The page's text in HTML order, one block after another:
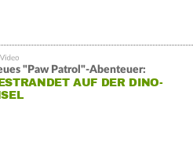
"Paw Patrol"-Abenteuer:
AUF DER DINO-